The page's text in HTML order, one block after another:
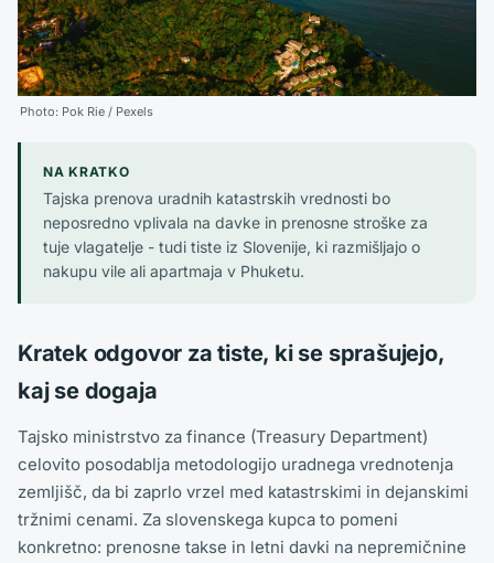
Photo: Pok Rie / Pexels
NA KRATKO
Tajska prenova uradnih katastrskih vrednosti bo
neposredno vplivala na davke in prenosne stroške za
tuje vlagatelje - tudi tiste iz Slovenije, ki razmišljajo o
nakupu vile ali apartmaja v Phuketu.
Kratek odgovor za tiste, ki se sprašujejo,
kaj se dogaja
Tajsko ministrstvo za finance (Treasury Department)
celovito posodablja metodologijo uradnega vrednotenja
zemljišč, da bi zaprlo vrzel med katastrskimi in dejanskimi
tržnimi cenami. Za slovenskega kupca to pomeni
konkretno: prenosne takse in letni davki na nepremičnine